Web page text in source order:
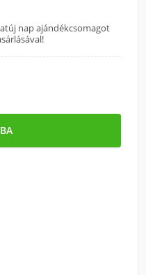
nap ajándékcsomagot